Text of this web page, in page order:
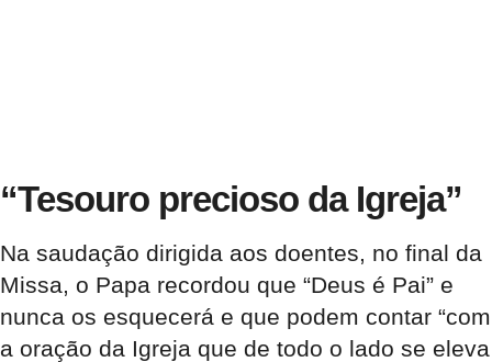
“Tesouro precioso da Igreja”
Na saudação dirigida aos doentes, no final da
Missa, o Papa recordou que “Deus é Pai” e
nunca os esquecerá e que podem contar “com
a oração da Igreja que de todo o lado se eleva